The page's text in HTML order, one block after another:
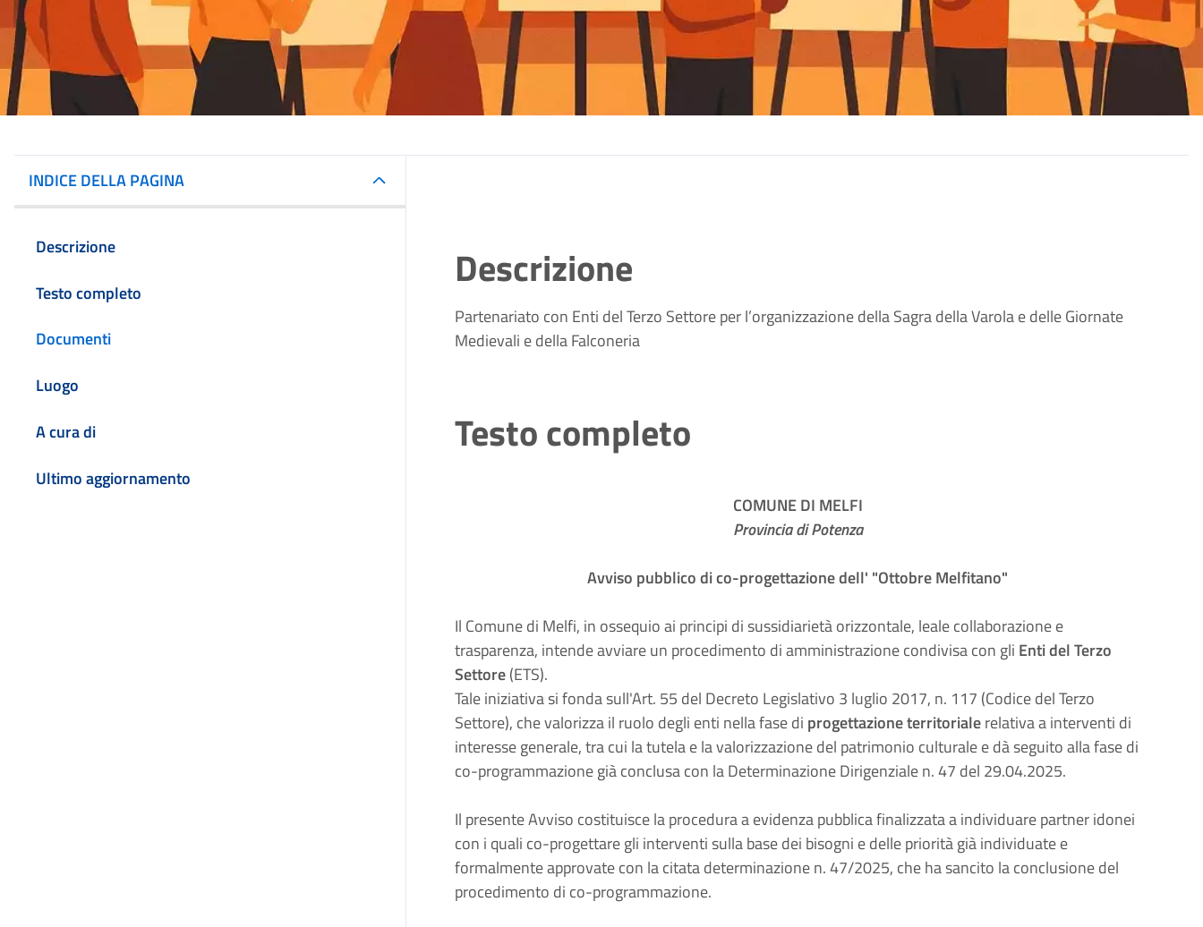
INDICE DELLA PAGINA
Descrizione
Testo completo
Documenti
Luogo
A cura di
Ultimo aggiornamento
Descrizione
Partenariato con Enti del Terzo Settore per l’organizzazione della Sagra della Varola e delle Giornate
Medievali e della Falconeria
Testo completo
COMUNE DI MELFI
Provincia di Potenza
Avviso pubblico di co-progettazione dell' "Ottobre Melfitano"
Il Comune di Melfi, in ossequio ai principi di sussidiarietà orizzontale, leale collaborazione e
trasparenza, intende avviare un procedimento di amministrazione condivisa con gli Enti del Terzo
Settore(ETS).
Tale iniziativa si fonda sull'Art. 55 del Decreto Legislativo 3 luglio 2017, n. 117 (Codice del Terzo
Settore), che valorizza il ruolo degli enti nella fase di progettazione territorialerelativa a interventi di
interesse generale, tra cui la tutela e la valorizzazione del patrimonio culturale e dà seguito alla fase di
co-programmazione già conclusa con la Determinazione Dirigenziale n. 47 del 29.04.2025.
Il presente Avviso costituisce la procedura a evidenza pubblica finalizzata a individuare partner idonei
con i quali co-progettare gli interventi sulla base dei bisogni e delle priorità già individuate e
formalmente approvate con la citata determinazione n. 47/2025, che ha sancito la conclusione del
procedimento di co-programmazione.